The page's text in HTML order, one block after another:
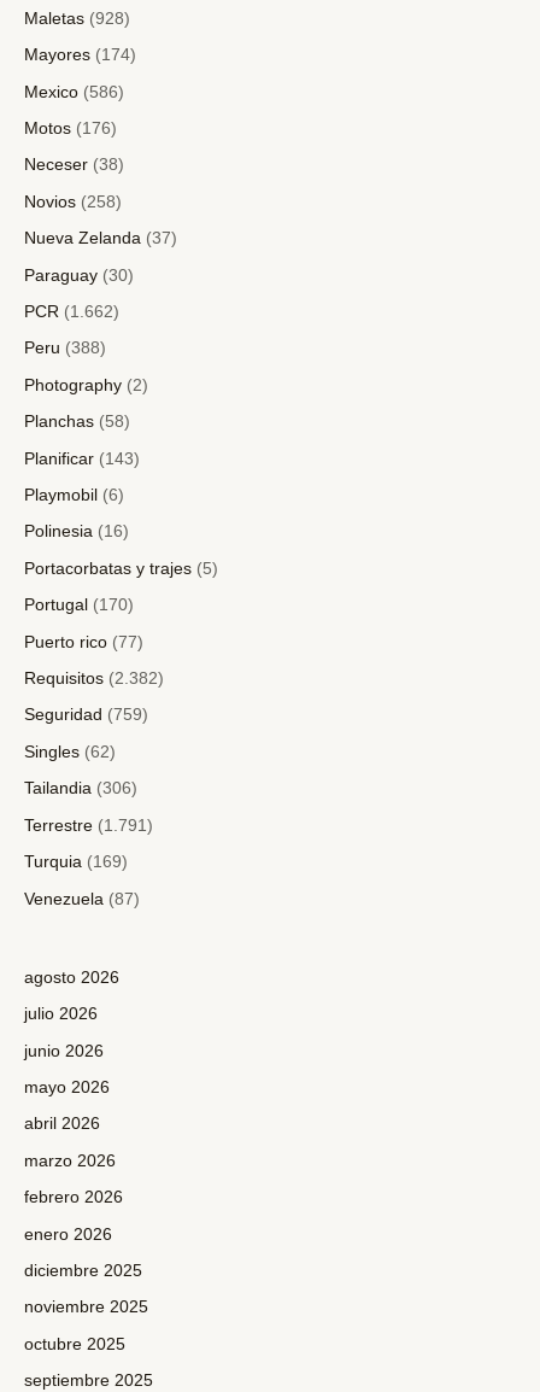
Maletas (928)
Mayores (174)
Mexico (586)
Motos (176)
Neceser (38)
Novios (258)
Nueva Zelanda (37)
Paraguay (30)
PCR (1.662)
Peru (388)
Photography (2)
Planchas (58)
Planificar (143)
Playmobil (6)
Polinesia (16)
Portacorbatas y trajes (5)
Portugal (170)
Puerto rico (77)
Requisitos (2.382)
Seguridad (759)
Singles (62)
Tailandia (306)
Terrestre (1.791)
Turquia (169)
Venezuela (87)
agosto 2026
julio 2026
junio 2026
mayo 2026
abril 2026
marzo 2026
febrero 2026
enero 2026
diciembre 2025
noviembre 2025
octubre 2025
septiembre 2025